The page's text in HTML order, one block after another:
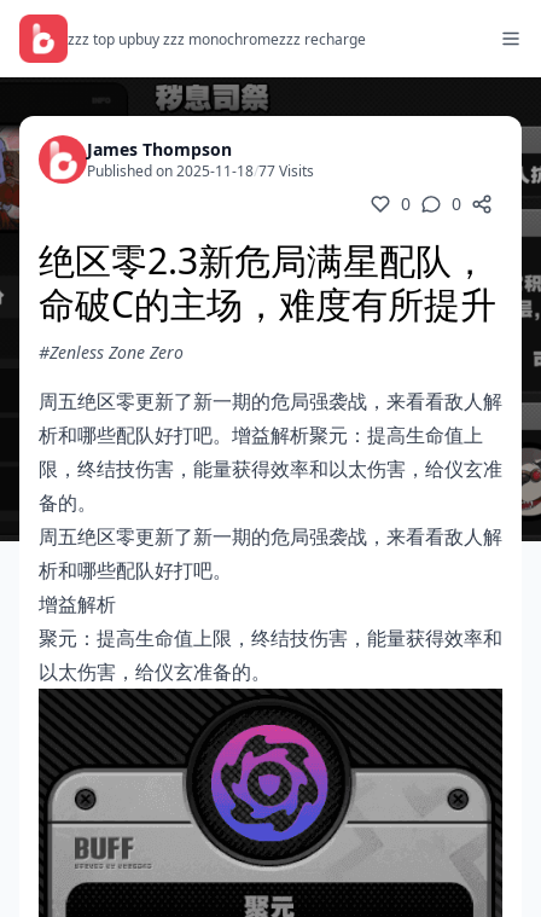
zzz top upbuy zzz monochromezzz recharge
James Thompson
Published on 2025-11-18/77 Visits
0 0
绝区零2.3新危局满星配队，
命破C的主场，难度有所提升
#Zenless Zone Zero
周五绝区零更新了新一期的危局强袭战，来看看敌人解
析和哪些配队好打吧。增益解析聚元：提高生命值上
限，终结技伤害，能量获得效率和以太伤害，给仪玄准
备的。
周五绝区零更新了新一期的危局强袭战，来看看敌人解
析和哪些配队好打吧。
增益解析
聚元：提高生命值上限，终结技伤害，能量获得效率和
以太伤害，给仪玄准备的。